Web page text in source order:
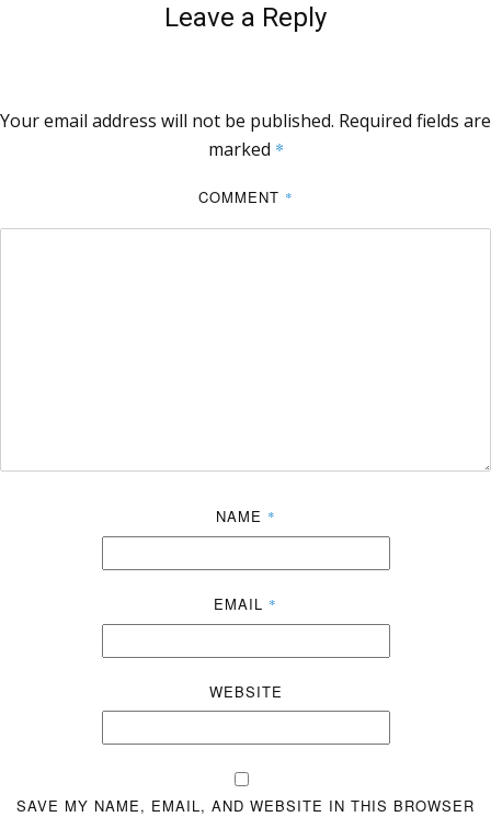
Leave a Reply
Your email address will not be published. Required fields are
marked *
COMMENT *
NAME *
EMAIL *
WEBSITE
SAVE MY NAME, EMAIL, AND WEBSITE IN THIS BROWSER